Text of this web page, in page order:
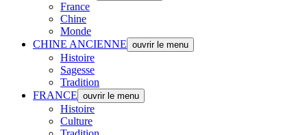
France
Chine
Monde
CHINE ANCIENNE ouvrir le menu
Histoire
Sagesse
Tradition
FRANCE ouvrir le menu
Histoire
Culture